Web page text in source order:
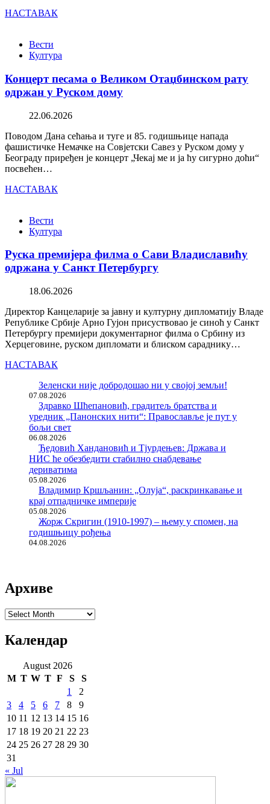
НАСТАВАК
Вести
Култура
Концерт песама о Великом Отаџбинском рату
одржан у Руском дому
22.06.2026
Поводом Дана сећања и туге и 85. годишњице напада
фашистичке Немачке на Совјетски Савез у Руском дому у
Београду приређен је концерт „Чекај ме и ја ћу сигурно доћи“
посвећен…
НАСТАВАК
Вести
Култура
Руска премијера филма о Сави Владиславићу
одржана у Санкт Петербургу
18.06.2026
Директор Канцеларије за јавну и културну дипломатију Владе
Републике Србије Арно Гујон присуствовао је синоћ у Санкт
Петербургу премијери документарног филма о Србину из
Херцеговине, руском дипломати и блиском сараднику…
НАСТАВАК
Зеленски није добродошао ни у својој земљи!
07.08.2026
Здравко Шћепановић, градитељ братства и
уредник „Панонских нити“: Православље је пут у
бољи свет
06.08.2026
Ђедовић Хандановић и Тјурдењев: Држава и
НИС ће обезбедити стабилно снабдевање
дериватима
05.08.2026
Владимир Кршљанин: „Олуја“, раскринкавање и
крај отпадничке империје
05.08.2026
Жорж Скригин (1910-1997) – њему у спомен, на
годишњицу рођења
04.08.2026
Архиве
Архиве
Календар
August 2026
M T W T F S
S
1
2
3
4 5 6 7 8
9
10 11 12 13 14 15 16
17 18 19 20 21 22 23
24 25 26 27 28 29 30
31
« Jul